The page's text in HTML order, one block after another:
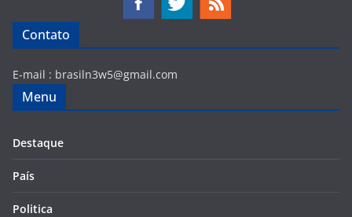
Contato
E-mail : brasiln3w5@gmail.com
Menu
Destaque
País
Politica